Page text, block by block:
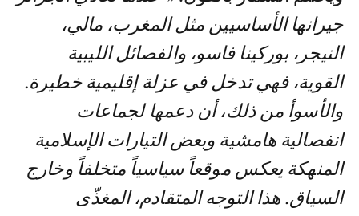
جيرانها الأساسيين مثل المغرب، مالي،
النيجر، بوركينا فاسو، والفصائل الليبية
القوية، فهي تدخل في عزلة إقليمية خطيرة.
والأسوأ من ذلك، أن دعمها لجماعات
انفصالية هامشية وبعض التيارات الإسلامية
المنهكة يعكس موقعاً سياسياً متخلفاً وخارج
السياق. هذا التوجه المتقادم، المغذّى